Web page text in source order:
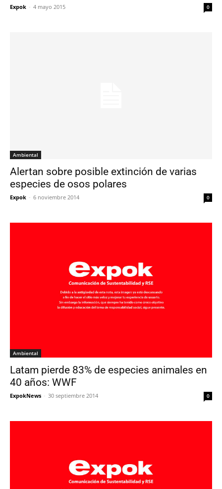
Expok - 4 mayo 2015 0
Ambiental
Alertan sobre posible extinción de varias
especies de osos polares
Expok - 6 noviembre 2014 0
Ambiental
Latam pierde 83% de especies animales en
40 años: WWF
ExpokNews - 30 septiembre 2014 0